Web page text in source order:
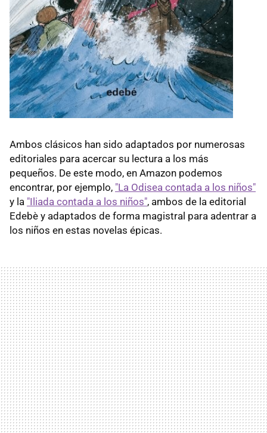
Ambos clásicos han sido adaptados por numerosas
editoriales para acercar su lectura a los más
pequeños. De este modo, en Amazon podemos
encontrar, por ejemplo, "La Odisea contada a los niños"
y la "Iliada contada a los niños", ambos de la editorial
Edebè y adaptados de forma magistral para adentrar a
los niños en estas novelas épicas.